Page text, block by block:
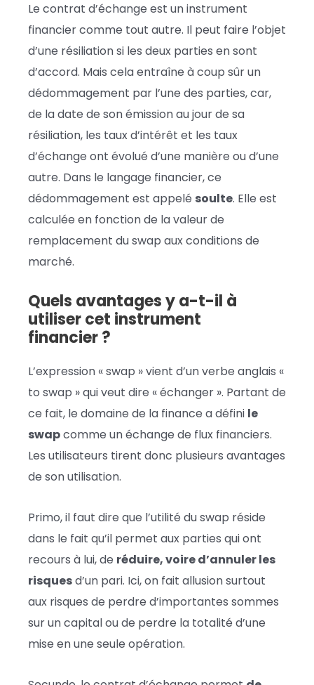
Le contrat d’échange est un instrument
financier comme tout autre. Il peut faire l’objet
d’une résiliation si les deux parties en sont
d’accord. Mais cela entraîne à coup sûr un
dédommagement par l’une des parties, car,
de la date de son émission au jour de sa
résiliation, les taux d’intérêt et les taux
d’échange ont évolué d’une manière ou d’une
autre. Dans le langage financier, ce
dédommagement est appelé soulte. Elle est
calculée en fonction de la valeur de
remplacement du swap aux conditions de
marché.
Quels avantages y a-t-il à
utiliser cet instrument
financier?
L’expression « swap » vient d’un verbe anglais «
to swap » qui veut dire « échanger ». Partant de
ce fait, le domaine de la finance a défini le
swapcomme un échange de flux financiers.
Les utilisateurs tirent donc plusieurs avantages
de son utilisation.
Primo, il faut dire que l’utilité du swap réside
dans le fait qu’il permet aux parties qui ont
recours à lui, de réduire, voire d’annuler les
risquesd’un pari. Ici, on fait allusion surtout
aux risques de perdre d’importantes sommes
sur un capital ou de perdre la totalité d’une
mise en une seule opération.